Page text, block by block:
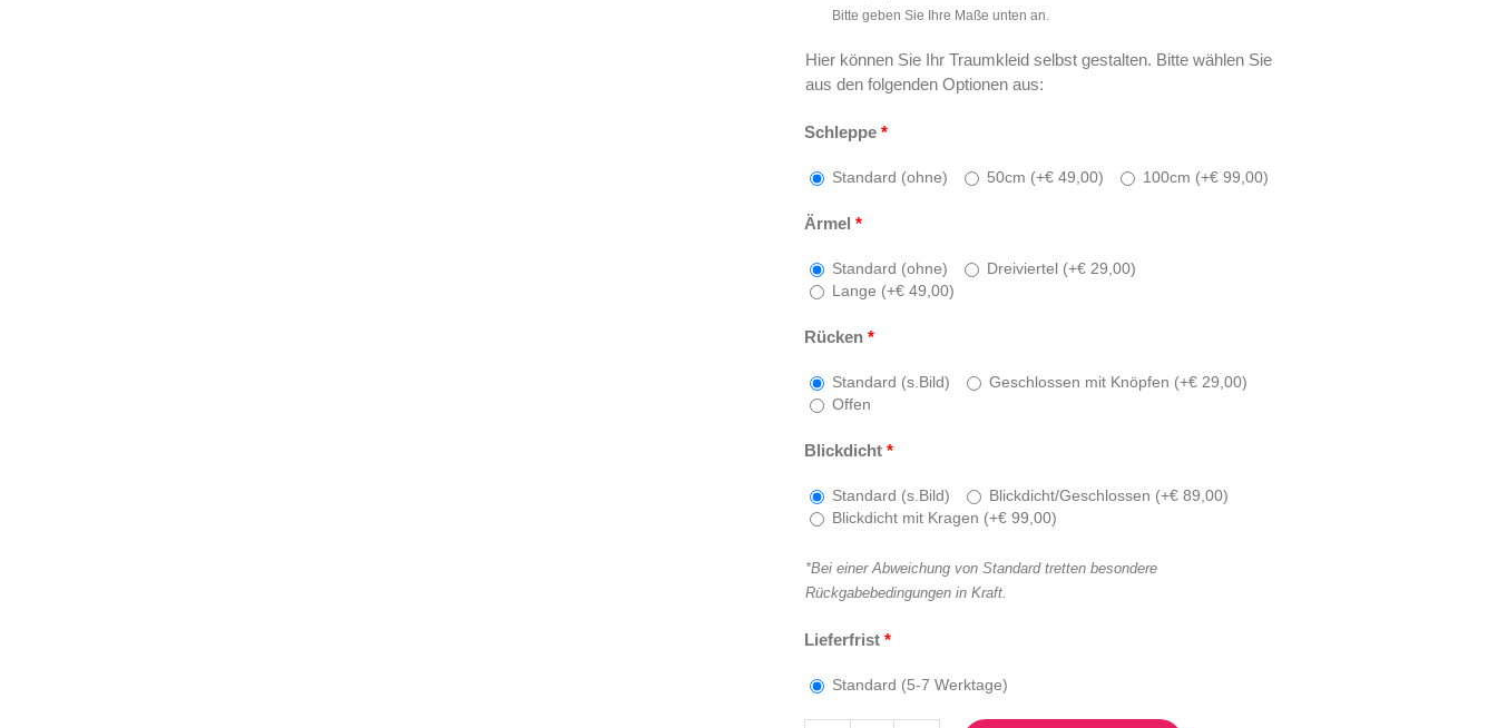
Bitte geben Sie Ihre Maße unten an.
Hier können Sie Ihr Traumkleid selbst gestalten. Bitte wählen Sie
aus den folgenden Optionen aus:
Schleppe *
Standard (ohne) 50cm (+€ 49,00) 100cm (+€ 99,00)
Ärmel *
Standard (ohne) Dreiviertel (+€ 29,00)
Lange (+€ 49,00)
Rücken *
Standard (s.Bild) Geschlossen mit Knöpfen (+€ 29,00)
Offen
Blickdicht *
Standard (s.Bild) Blickdicht/Geschlossen (+€ 89,00)
Blickdicht mit Kragen (+€ 99,00)
*Bei einer Abweichung von Standard tretten besondere
Rückgabebedingungen in Kraft.
Lieferfrist *
Standard (5-7 Werktage)